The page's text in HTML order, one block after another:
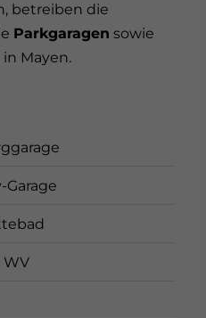
betreiben die
Parkgaragen sowie
in Mayen.
WV